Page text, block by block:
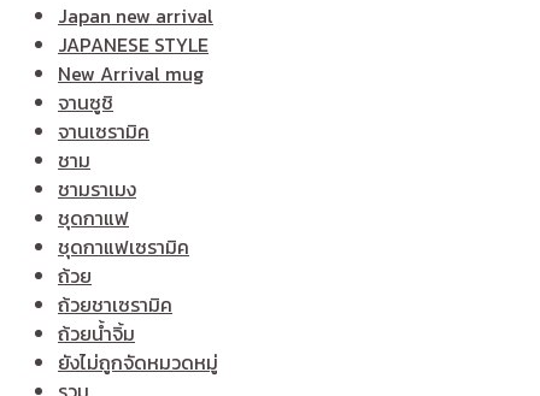
Japan new arrival
JAPANESE STYLE
New Arrival mug
จานซูชิ
จานเซรามิค
ชาม
ชามราเมง
ชุดกาแฟ
ชุดกาแฟเซรามิค
ถ้วย
ถ้วยชาเซรามิค
ถ้วยน้ำจิ้ม
ยังไม่ถูกจัดหมวดหมู่